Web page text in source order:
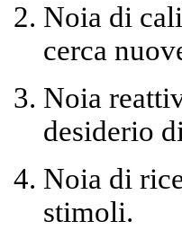
Noia di
cerca
Noia
desiderio
Noia di
stimoli.